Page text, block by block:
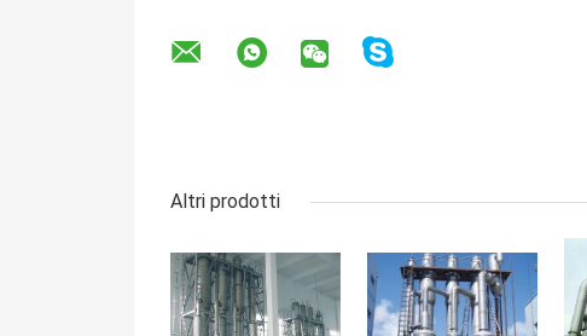
Altri prodotti